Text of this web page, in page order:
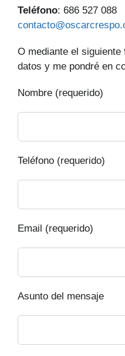
Teléfono: 686
O mediante el siguiente
datos y me pondré en
Nombre (requerido)
Teléfono (requerido)
Email (requerido)
Asunto del mensaje